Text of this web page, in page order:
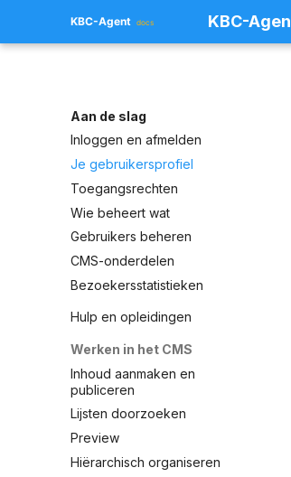
KBC-
Aan de slag
Inloggen en afmelden
Je gebruikersprofiel
Toegangsrechten
Wie beheert wat
Gebruikers beheren
CMS-onderdelen
Bezoekersstatistieken
Hulp en opleidingen
Werken in het CMS
Inhoud aanmaken en
publiceren
Lijsten doorzoeken
Preview
Hiërarchisch organiseren